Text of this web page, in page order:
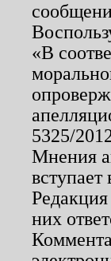
«В
5325/
Мнения
вступает
них